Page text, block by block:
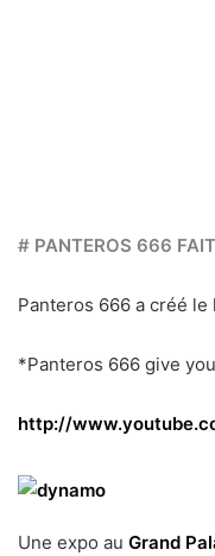
# PANTEROS 666
Panteros 666 a créé
*Panteros 666 give
http://
Une expo au Grand